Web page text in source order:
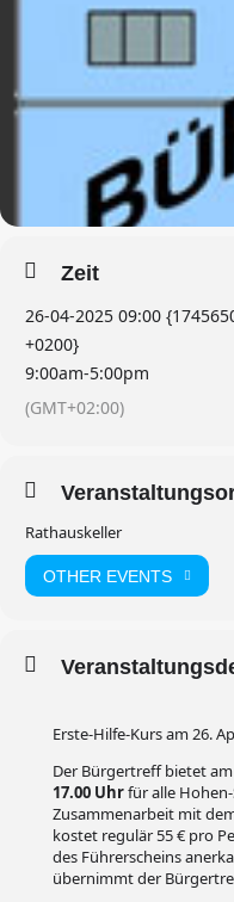
Zeit
26-04-2025 09:00
+0200}
9:00am-5:00pm
(GMT+02:00)
Rathauskeller
OTHER EVENTS
Erste-Hilfe-Kurs am 26.
Der Bürgertreff bietet am
17.00 Uhrfür alle Hohen-
Zusammenarbeit mit
kostet regulär 55 € pro
des Führerscheins
übernimmt der